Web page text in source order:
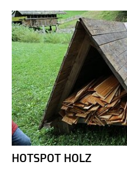
HOTSPOT HOLZ